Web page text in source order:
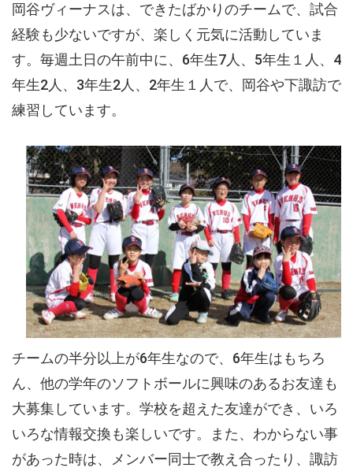
岡谷ヴィーナスは、できたばかりのチームで、試合
経験も少ないですが、楽しく元気に活動していま
す。毎週土日の午前中に、6年生7人、5年生１人、4
年生2人、3年生2人、2年生１人で、岡谷や下諏訪で
練習しています。
チームの半分以上が6年生なので、6年生はもちろ
ん、他の学年のソフトボールに興味のあるお友達も
大募集しています。学校を超えた友達ができ、いろ
いろな情報交換も楽しいです。また、わからない事
があった時は、メンバー同士で教え合ったり、諏訪